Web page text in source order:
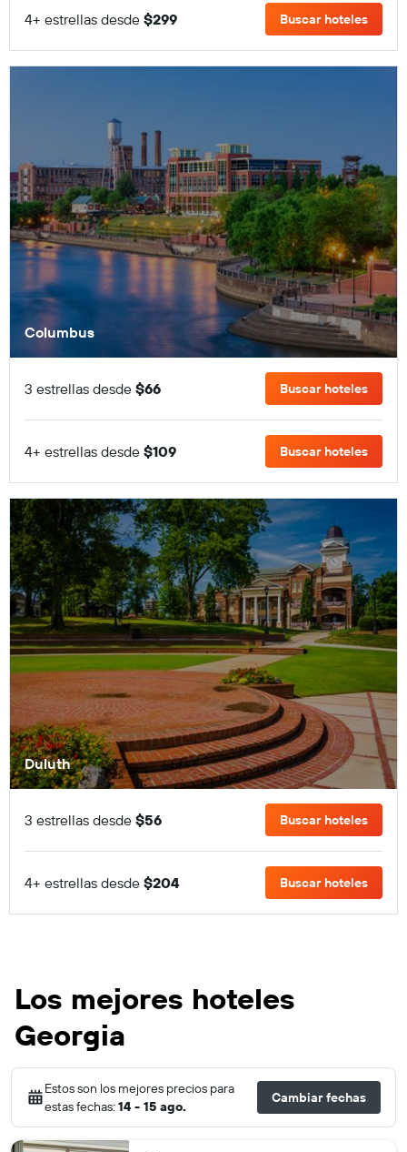
4+ estrellas desde $299 Buscar hoteles
Columbus
3 estrellas desde $66 Buscar hoteles
4+ estrellas desde $109 Buscar hoteles
Duluth
3 estrellas desde $56 Buscar hoteles
4+ estrellas desde $204 Buscar hoteles
Los mejores hoteles
Georgia
Estos son los mejores precios para
estas fechas: 14 - 15 ago.
Cambiar fechas